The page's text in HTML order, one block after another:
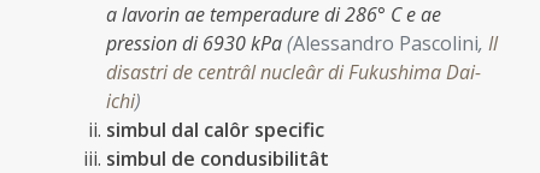
a lavorin ae temperadure di 286° C e ae
pression di 6930 kPa(Alessandro Pascolini, Il
disastri de centrâl nucleâr di Fukushima Dai-
ichi)
simbul dal calôr specific
simbul de condusibilitât